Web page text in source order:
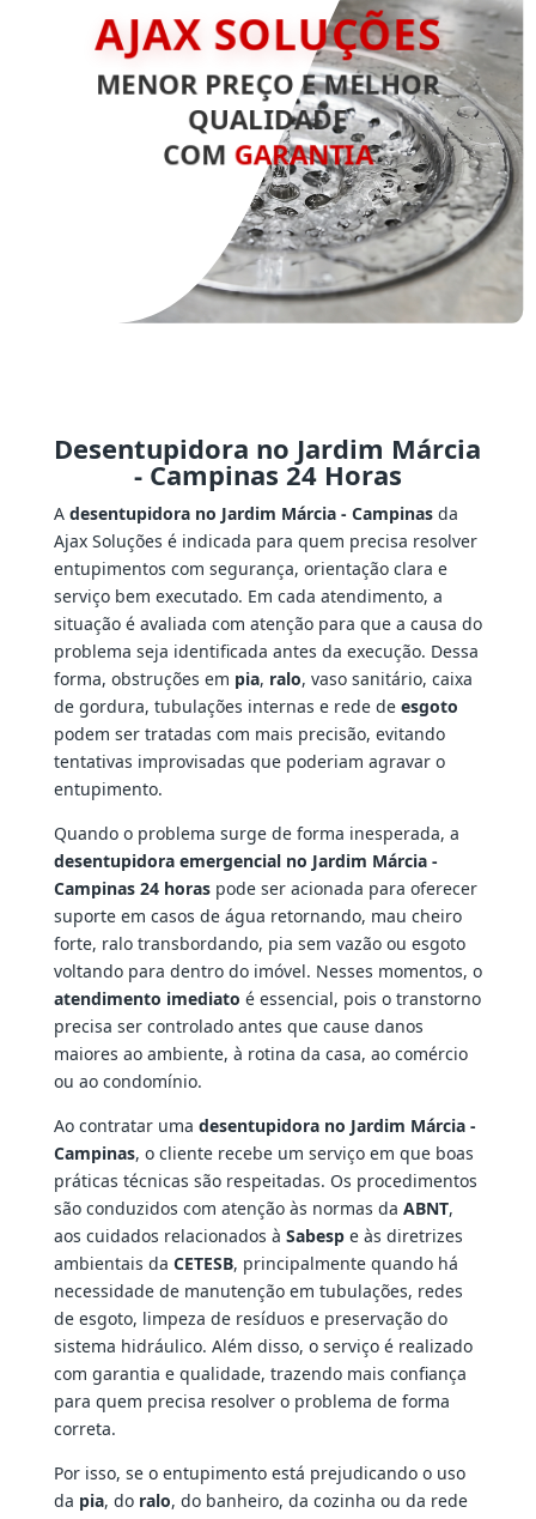
AJAX SOLUÇÕES
MENOR PREÇO E MELHOR
QUALIDADE
COM GARANTIA
Desentupidora no Jardim Márcia
- Campinas 24 Horas
A desentupidora no Jardim Márcia - Campinasda
Ajax Soluções é indicada para quem precisa resolver
entupimentos com segurança, orientação clara e
serviço bem executado. Em cada atendimento, a
situação é avaliada com atenção para que a causa do
problema seja identificada antes da execução. Dessa
forma, obstruções em pia, ralo, vaso sanitário, caixa
de gordura, tubulações internas e rede de esgoto
podem ser tratadas com mais precisão, evitando
tentativas improvisadas que poderiam agravar o
entupimento.
Quando o problema surge de forma inesperada, a
desentupidora emergencial no Jardim Márcia -
Campinas 24 horaspode ser acionada para oferecer
suporte em casos de água retornando, mau cheiro
forte, ralo transbordando, pia sem vazão ou esgoto
voltando para dentro do imóvel. Nesses momentos, o
atendimento imediato é essencial, pois o transtorno
precisa ser controlado antes que cause danos
maiores ao ambiente, à rotina da casa, ao comércio
ou ao condomínio.
Ao contratar uma desentupidora no Jardim Márcia -
Campinas, o cliente recebe um serviço em que boas
práticas técnicas são respeitadas. Os procedimentos
são conduzidos com atenção às normas da ABNT,
aos cuidados relacionados à Sabespe às diretrizes
ambientais da CETESB, principalmente quando há
necessidade de manutenção em tubulações, redes
de esgoto, limpeza de resíduos e preservação do
sistema hidráulico. Além disso, o serviço é realizado
com garantia e qualidade, trazendo mais confiança
para quem precisa resolver o problema de forma
correta.
Por isso, se o entupimento está prejudicando o uso
da pia, do ralo, do banheiro, da cozinha ou da rede